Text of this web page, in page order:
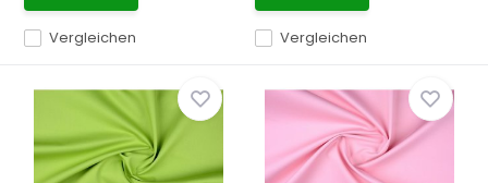
Vergleichen Vergleichen